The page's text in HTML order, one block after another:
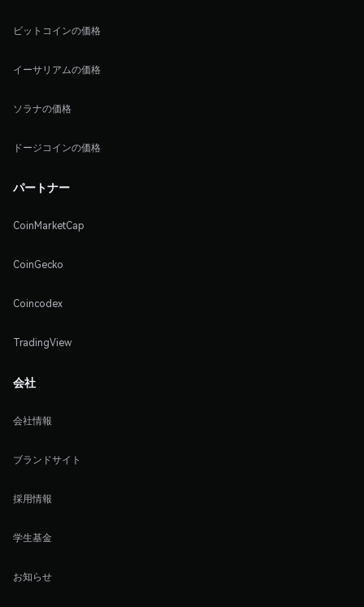
ビットコインの価格
イーサリアムの価格
ソラナの価格
ドージコインの価格
パートナー
CoinMarketCap
CoinGecko
Coincodex
TradingView
会社
会社情報
ブランドサイト
採用情報
学生基金
お知らせ